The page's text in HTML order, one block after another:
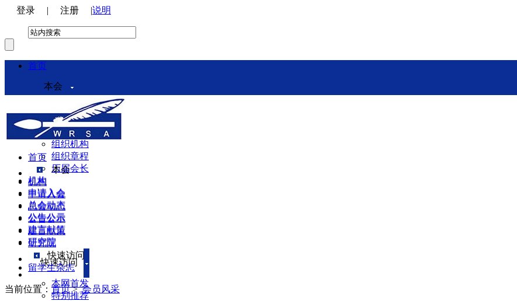
登录 | 注册 |说明
首页
本会
本会介绍
领导机构
理事会
组织机构
组织章程
历届会长
机构
申请入会
总会动态
公告公示
建言献策
研究院
快速访问
本网首发
特别推荐
首页
本会
机构
申请入会
总会动态
公告公示
建言献策
研究院
快速访问
留学生杂志
当前位置： 首页>会员风采